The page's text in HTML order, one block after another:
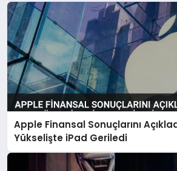
Apple Finansal Sonuçlarını
Yükselişte iPad Geriledi